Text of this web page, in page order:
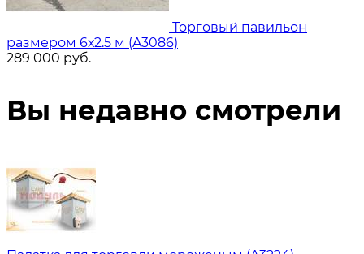
Торговый павильон
размером 6х2.5 м (A3086)
289 000 руб.
Вы недавно смотрели